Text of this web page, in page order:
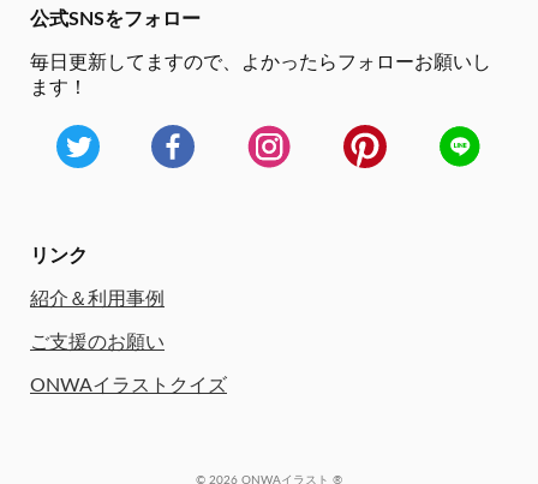
公式SNSをフォロー
毎日更新してますので、
よかったらフォローお願いし
ます！
リンク
紹介＆利用事例
ご支援のお願い
ONWAイラストクイズ
© 2026 ONWAイラスト ®